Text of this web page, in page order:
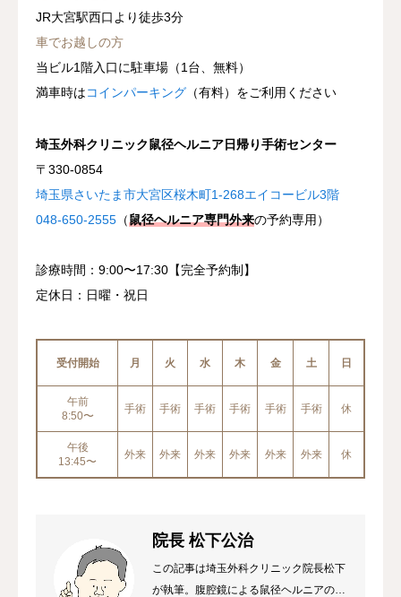
JR大宮駅西口より徒歩3分
車でお越しの方
当ビル1階入口に駐車場（1台、無料）
満車時はコインパーキング （有料）をご利用ください
埼玉外科クリニック鼠径ヘルニア日帰り手術センター
〒330-0854
埼玉県さいたま市大宮区桜木町1-268エイコービル3階
048-650-2555 （鼠径ヘルニア専門外来の予約専用）
診療時間：9:00〜17:30【完全予約制】
定休日：日曜・祝日
受付開始 月 火 水 木 金 土 日
午前
8:50〜
手術 手術 手術 手術 手術 手術 休
午後
13:45〜
外来 外来 外来 外来 外来 外来 休
院長 松下公治
この記事は埼玉外科クリニック院長松下
が執筆。腹腔鏡による鼠径ヘルニアの日